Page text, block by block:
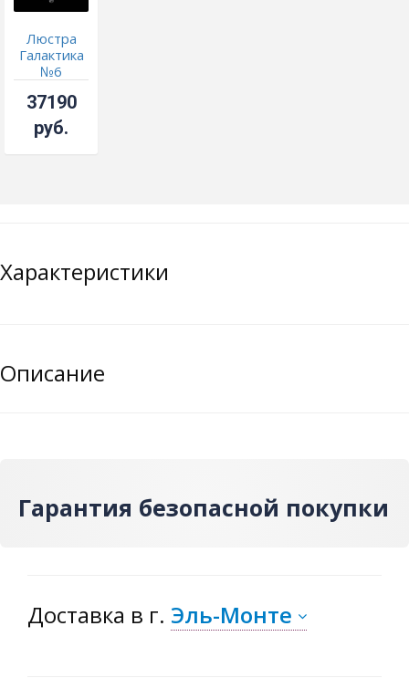
Люстра
Галактика
№6
37190
руб.
Характеристики
Описание
Гарантия безопасной покупки
Доставка в г. Эль-Монте